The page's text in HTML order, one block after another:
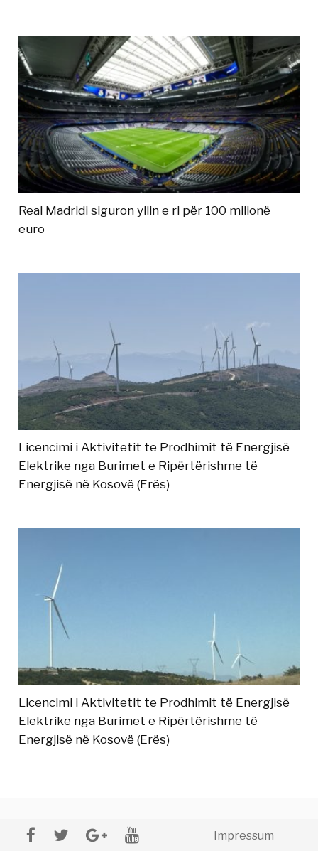
Real Madridi siguron yllin e ri për 100 milionë
euro
Licencimi i Aktivitetit te Prodhimit të Energjisë
Elektrike nga Burimet e Ripërtërishme të
Energjisë në Kosovë (Erës)
Licencimi i Aktivitetit te Prodhimit të Energjisë
Elektrike nga Burimet e Ripërtërishme të
Energjisë në Kosovë (Erës)
Impressum